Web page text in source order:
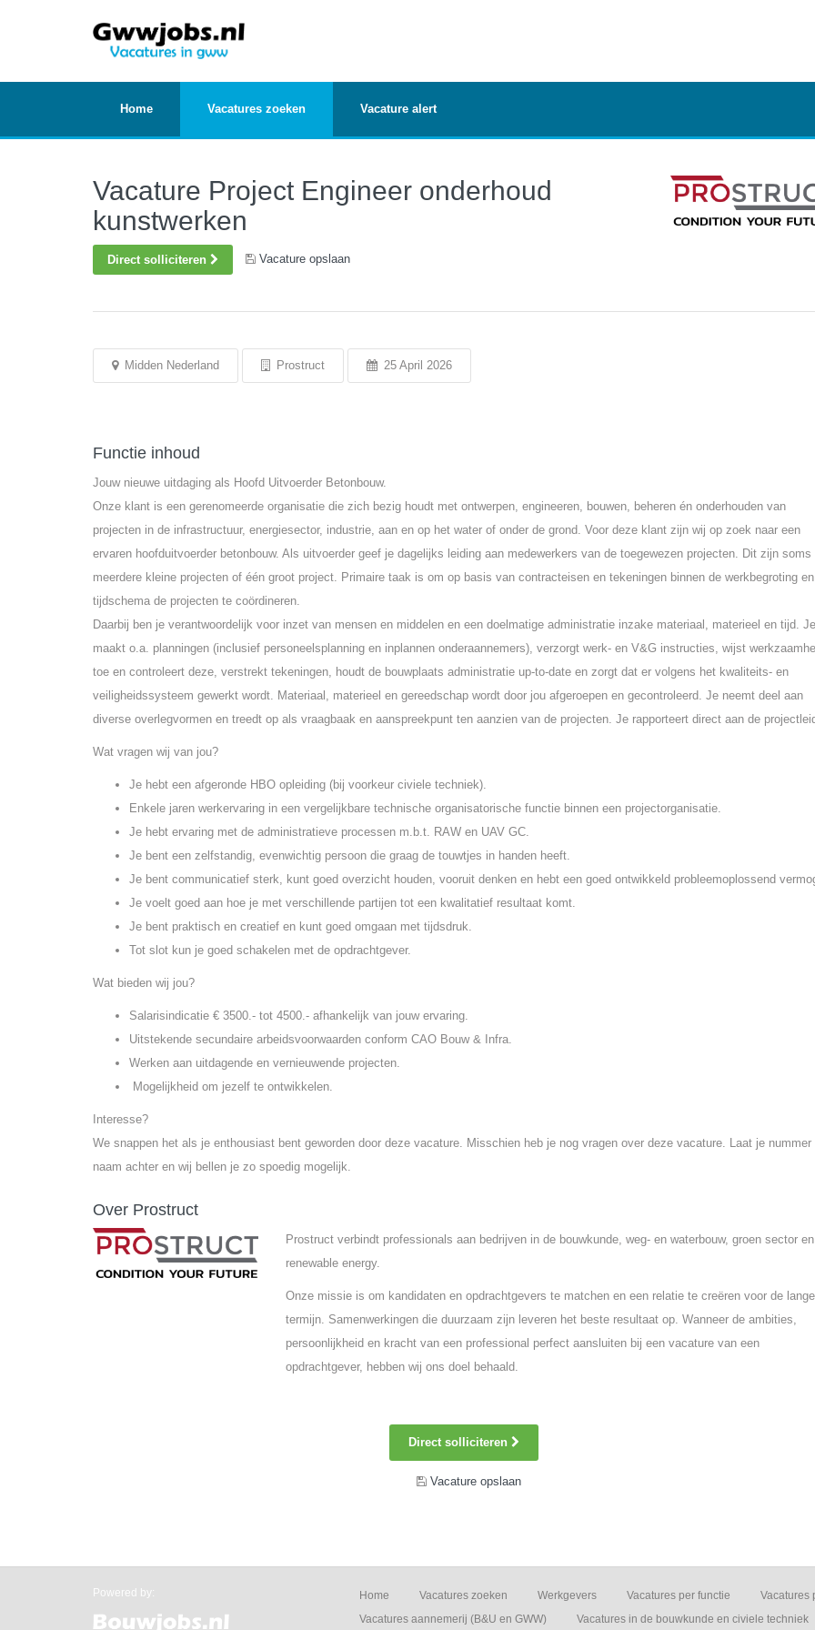
Home Vacatures zoeken Vacature alert
Vacature Project Engineer onderhoud
kunstwerken
Direct solliciteren Vacature opslaan
Midden Nederland Prostruct 25 April 2026
Functie inhoud
Jouw nieuwe uitdaging als Hoofd Uitvoerder Betonbouw.
Onze klant is een gerenomeerde organisatie die zich bezig houdt met ontwerpen, engineeren, bouwen, beheren én onderhouden van
projecten in de infrastructuur, energiesector, industrie, aan en op het water of onder de grond. Voor deze klant zijn wij op zoek naar een
ervaren hoofduitvoerder betonbouw. Als uitvoerder geef je dagelijks leiding aan medewerkers van de toegewezen projecten. Dit zijn soms
meerdere kleine projecten of één groot project. Primaire taak is om op basis van contracteisen en tekeningen binnen de werkbegroting
tijdschema de projecten te coördineren.
Daarbij ben je verantwoordelijk voor inzet van mensen en middelen en een doelmatige administratie inzake materiaal, materieel en tijd. Je
maakt o.a. planningen (inclusief personeelsplanning en inplannen onderaannemers), verzorgt werk- en V&G instructies, wijst
toe en controleert deze, verstrekt tekeningen, houdt de bouwplaats administratie up-to-date en zorgt dat er volgens het kwaliteits- en
veiligheidssysteem gewerkt wordt. Materiaal, materieel en gereedschap wordt door jou afgeroepen en gecontroleerd. Je neemt deel aan
diverse overlegvormen en treedt op als vraagbaak en aanspreekpunt ten aanzien van de projecten. Je rapporteert direct aan de
Wat vragen wij van jou?
Je hebt een afgeronde HBO opleiding (bij voorkeur civiele techniek).
Enkele jaren werkervaring in een vergelijkbare technische organisatorische functie binnen een projectorganisatie.
Je hebt ervaring met de administratieve processen m.b.t. RAW en UAV GC.
Je bent een zelfstandig, evenwichtig persoon die graag de touwtjes in handen heeft.
Je bent communicatief sterk, kunt goed overzicht houden, vooruit denken en hebt een goed ontwikkeld probleemoplossend
Je voelt goed aan hoe je met verschillende partijen tot een kwalitatief resultaat komt.
Je bent praktisch en creatief en kunt goed omgaan met tijdsdruk.
Tot slot kun je goed schakelen met de opdrachtgever.
Wat bieden wij jou?
Salarisindicatie € 3500.- tot 4500.- afhankelijk van jouw ervaring.
Uitstekende secundaire arbeidsvoorwaarden conform CAO Bouw & Infra.
Werken aan uitdagende en vernieuwende projecten.
Mogelijkheid om jezelf te ontwikkelen.
Interesse?
We snappen het als je enthousiast bent geworden door deze vacature. Misschien heb je nog vragen over deze vacature. Laat je nummer
naam achter en wij bellen je zo spoedig mogelijk.
Over Prostruct
Prostruct verbindt professionals aan bedrijven in de bouwkunde, weg- en waterbouw, groen sector en
renewable energy.
Onze missie is om kandidaten en opdrachtgevers te matchen en een relatie te creëren voor de lange
termijn. Samenwerkingen die duurzaam zijn leveren het beste resultaat op. Wanneer de ambities,
persoonlijkheid en kracht van een professional perfect aansluiten bij een vacature van een
opdrachtgever, hebben wij ons doel behaald.
Direct solliciteren
Vacature opslaan
Powered by: Home Vacatures zoeken Werkgevers Vacatures per functie Vacatures
Vacatures aannemerij (B&U en GWW)
Vacatures in de bouwkunde en civiele techniek